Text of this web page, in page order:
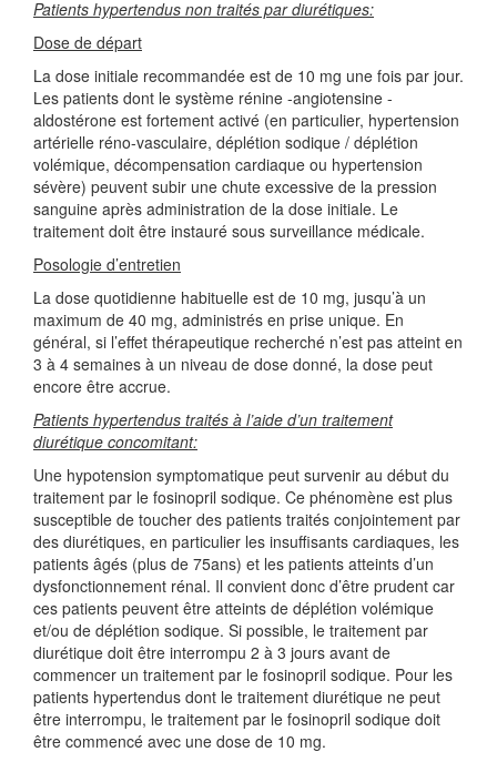
Patients hypertendus non traités par diurétiques:
Dose de départ
La dose initiale recommandée est de 10 mg une fois par jour.
Les patients dont le système rénine -angiotensine -
aldostérone est fortement activé (en particulier, hypertension
artérielle réno-vasculaire, déplétion sodique / déplétion
volémique, décompensation cardiaque ou hypertension
sévère) peuvent subir une chute excessive de la pression
sanguine après administration de la dose initiale. Le
traitement doit être instauré sous surveillance médicale.
Posologie d’entretien
La dose quotidienne habituelle est de 10 mg, jusqu’à un
maximum de 40 mg, administrés en prise unique. En
général, si l’effet thérapeutique recherché n’est pas atteint en
3 à 4 semaines à un niveau de dose donné, la dose peut
encore être accrue.
Patients hypertendus traités à l’aide d’un traitement
diurétique concomitant:
Une hypotension symptomatique peut survenir au début du
traitement par le fosinopril sodique. Ce phénomène est plus
susceptible de toucher des patients traités conjointement par
des diurétiques, en particulier les insuffisants cardiaques, les
patients âgés (plus de 75ans) et les patients atteints d’un
dysfonctionnement rénal. Il convient donc d’être prudent car
ces patients peuvent être atteints de déplétion volémique
et/ou de déplétion sodique. Si possible, le traitement par
diurétique doit être interrompu 2 à 3 jours avant de
commencer un traitement par le fosinopril sodique. Pour les
patients hypertendus dont le traitement diurétique ne peut
être interrompu, le traitement par le fosinopril sodique doit
être commencé avec une dose de 10 mg.